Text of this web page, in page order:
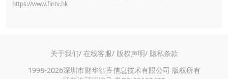
https://www.fintv.hk
关于我们/ 在线客服/ 版权声明/ 隐私条款
1998-2026深圳市财华智库信息技术有限公司 版权所有